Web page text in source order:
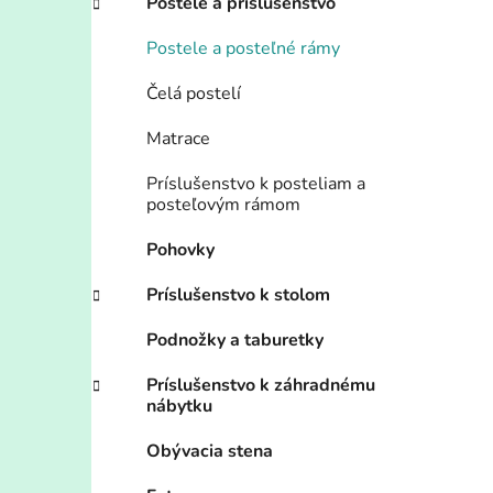
Postele a posteľné rámy
Čelá postelí
Matrace
Príslušenstvo k posteliam a
posteľovým rámom
Pohovky
Príslušenstvo k stolom
Podnožky a taburetky
Príslušenstvo k záhradnému
nábytku
Obývacia stena